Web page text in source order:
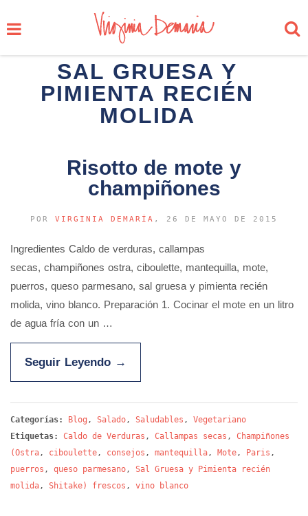
SAL GRUESA Y
PIMIENTA RECIÉN
MOLIDA
Risotto de mote y
champiñones
POR VIRGINIA DEMARÍA , 26 DE MAYO DE 2015
Ingredientes Caldo de verduras, callampas
secas, champiñones ostra, ciboulette, mantequilla, mote,
puerros, queso parmesano, sal gruesa y pimienta recién
molida, vino blanco. Preparación 1. Cocinar el mote en un litro
de agua fría con un …
Seguir Leyendo →
Categorías: Blog , Salado, Saludables , Vegetariano
Etiquetas:
Caldo de Verduras , Callampas secas , Champiñones
(Ostra, ciboulette, consejos , mantequilla, Mote, Paris ,
puerros , queso parmesano, Sal Gruesa y Pimienta recién
molida, Shitake) frescos , vino blanco